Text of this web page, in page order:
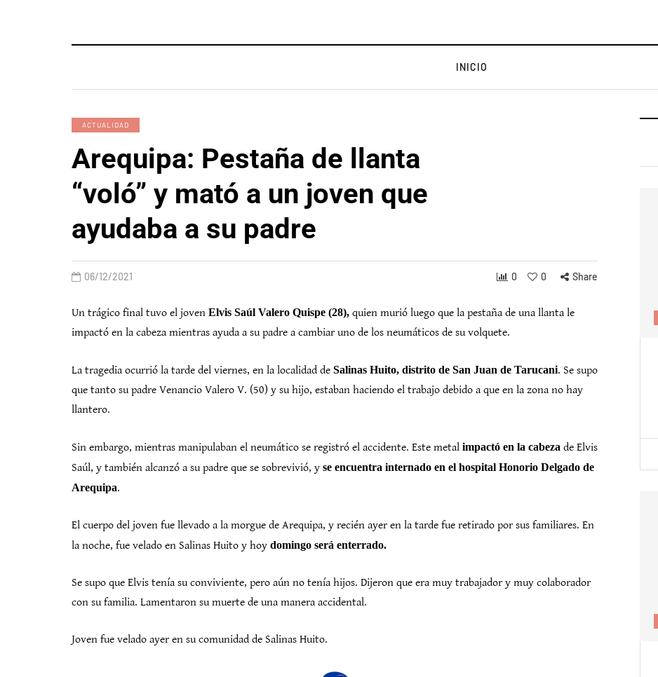
INICIO
ACTUALIDAD
Arequipa: Pestaña de llanta
“voló” y mató a un joven que
ayudaba a su padre
06/12/2021 0 0 Share
Un trágico final tuvo el joven Elvis Saúl Valero Quispe (28), quien murió luego que la pestaña de una llanta le
impactó en la cabeza mientras ayuda a su padre a cambiar uno de los neumáticos de su volquete.
La tragedia ocurrió la tarde del viernes, en la localidad de Salinas Huito, distrito de San Juan de Tarucani. Se supo
que tanto su padre Venancio Valero V. (50) y su hijo, estaban haciendo el trabajo debido a que en la zona no hay
llantero.
Sin embargo, mientras manipulaban el neumático se registró el accidente. Este metal impactó en la cabeza de Elvis
Saúl, y también alcanzó a su padre que se sobrevivió, y se encuentra internado en el hospital Honorio Delgado de
Arequipa.
El cuerpo del joven fue llevado a la morgue de Arequipa, y recién ayer en la tarde fue retirado por sus familiares. En
la noche, fue velado en Salinas Huito y hoy domingo será enterrado.
Se supo que Elvis tenía su conviviente, pero aún no tenía hijos. Dijeron que era muy trabajador y muy colaborador
con su familia. Lamentaron su muerte de una manera accidental.
Joven fue velado ayer en su comunidad de Salinas Huito.